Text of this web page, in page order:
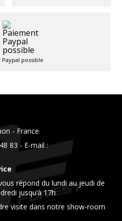
possible
- France
83 - E-mail :
répond du lundi au jeudi de
jusqu’à 17h
visite dans notre show-room